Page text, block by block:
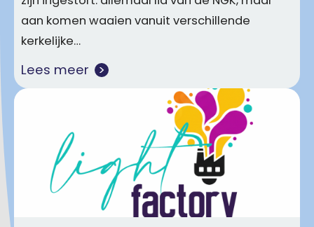
aan komen waaien vanuit verschillende
kerkelijke…
Lees meer